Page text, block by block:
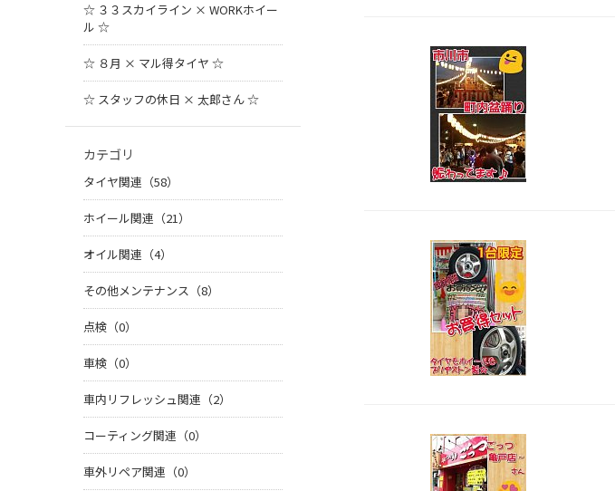
☆ ３３スカイライン × WORKホイー
ル ☆
☆ ８月 × マル得タイヤ ☆
☆ スタッフの休日 × 太郎さん ☆
カテゴリ
タイヤ関連（58）
ホイール関連（21）
オイル関連（4）
その他メンテナンス（8）
点検（0）
車検（0）
車内リフレッシュ関連（2）
コーティング関連（0）
車外リペア関連（0）